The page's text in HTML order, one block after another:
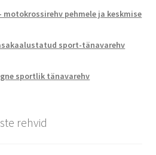
motokrossirehv pehmele ja keskmise
sport-tänavarehv
sportlik tänavarehv
rehvid